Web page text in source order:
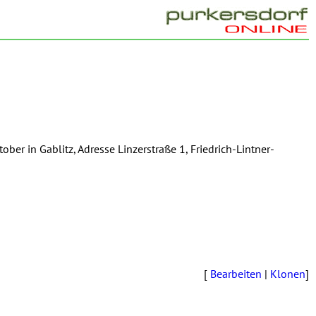
in Gablitz, Adresse Linzerstraße 1, Friedrich-Lintner-
[ Bearbeiten | Klonen]